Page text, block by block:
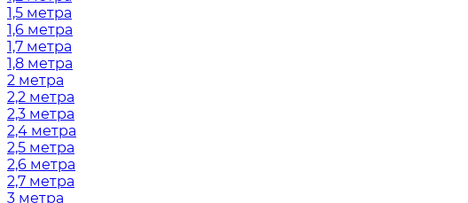
1,5 метра
1,6 метра
1,7 метра
1,8 метра
2 метра
2,2 метра
2,3 метра
2,4 метра
2,5 метра
2,6 метра
2,7 метра
3 метра